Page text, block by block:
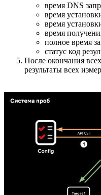
время DNS
время
время
время
полное время
статус код
После окончания
результаты всех